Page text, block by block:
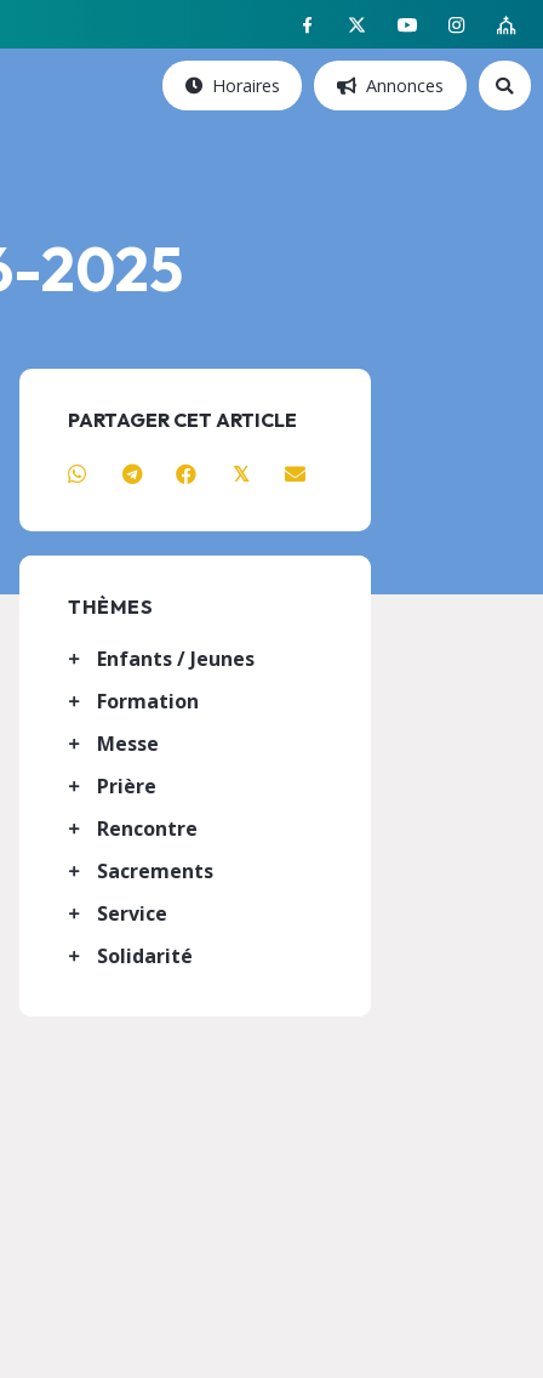
Horaires Annonces
2025
PARTAGER CET ARTICLE
𝕏
THÈMES
Enfants / Jeunes
Formation
Messe
Prière
Rencontre
Sacrements
Service
Solidarité